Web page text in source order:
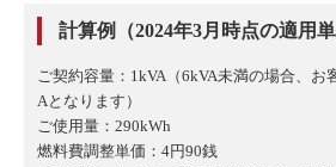
計算例（2024年3月時点の適用単
ご契約容量：1kVA（6kVA未満の場合、お
Aとなります）
ご使用量：290kWh
燃料費調整単価：4円90銭